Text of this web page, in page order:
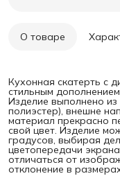
О товаре
Кухонная скатерть с
стильным
Изделие выполнено из
полиэстер), внешне
материал прекрасно
свой цвет. Изделие
градусов, выбирая
цветопередачи
отличаться от
отклонение в